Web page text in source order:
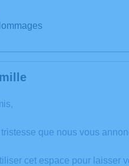
tristesse que nous vous
cet espace pour laisser